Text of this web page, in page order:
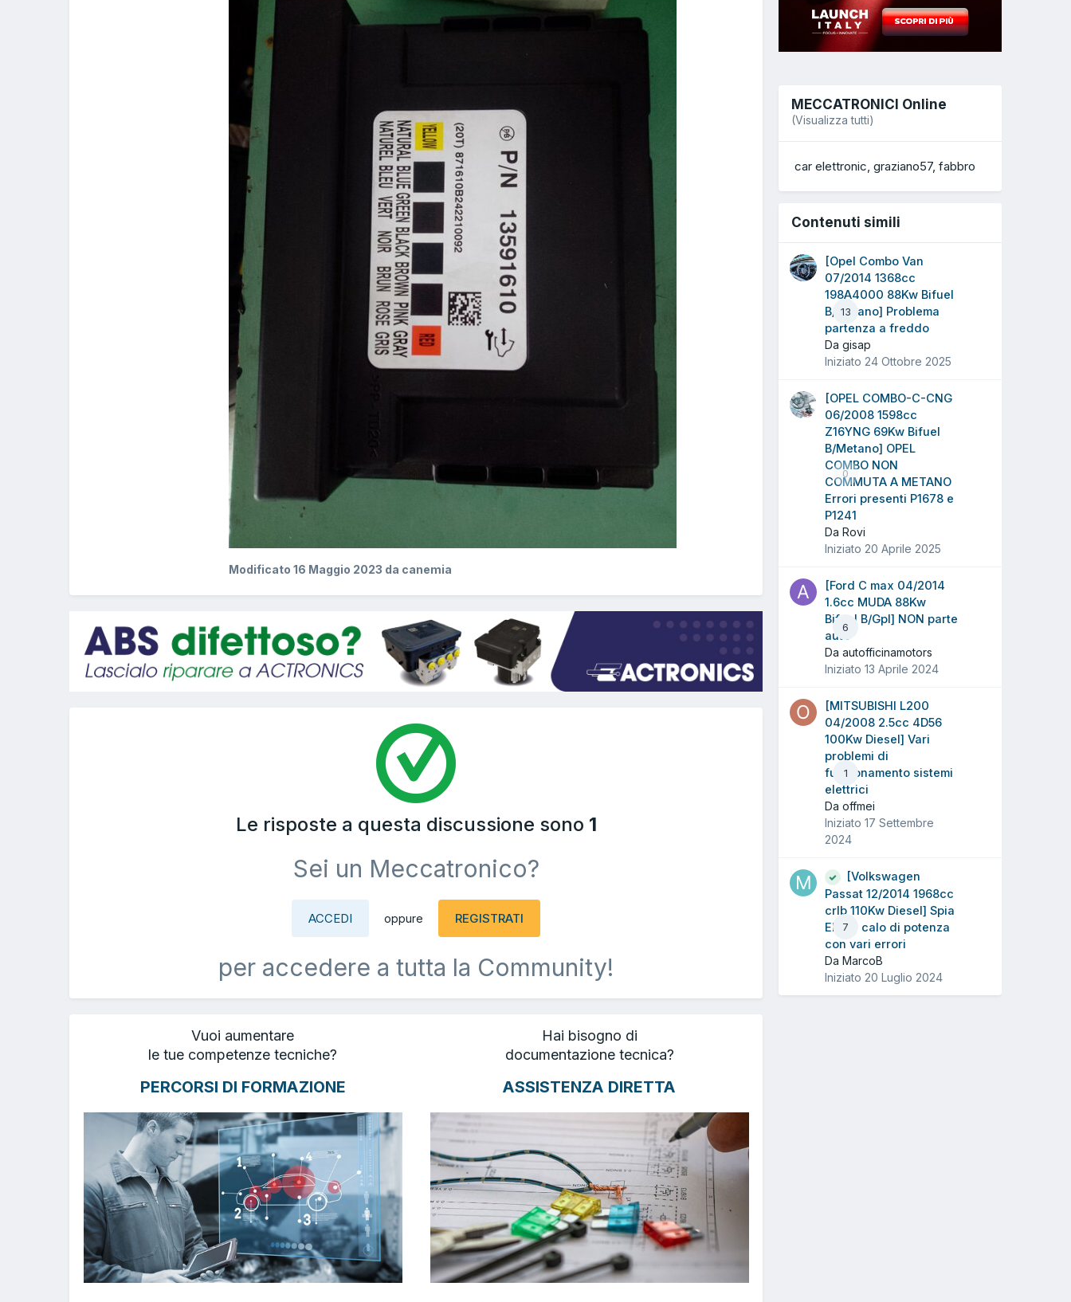
Modificato 16 Maggio 2023 da canemia
Le risposte a questa discussione sono 1
Sei un Meccatronico?
ACCEDI oppure REGISTRATI
per accedere a tutta la Community!
Vuoi aumentare
le tue competenze tecniche?
PERCORSI DI FORMAZIONE
Hai bisogno di
documentazione tecnica?
ASSISTENZA DIRETTA
MECCATRONICI Online
(Visualizza tutti)
car elettronic graziano57 fabbro
Contenuti simili
13
[Opel Combo Van
07/2014 1368cc
198A4000 88Kw Bifuel
B/Metano] Problema
partenza a freddo
Da gisap
Iniziato 24 Ottobre 2025
0
[OPEL COMBO-C-CNG
06/2008 1598cc
Z16YNG 69Kw Bifuel
B/Metano] OPEL
COMBO NON
COMMUTA A METANO
Errori presenti P1678 e
P1241
Da Rovi
Iniziato 20 Aprile 2025
6
[Ford C max 04/2014
1.6cc MUDA 88Kw
Bifuel B/Gpl] NON parte
auto
Da autofficinamotors
Iniziato 13 Aprile 2024
1
[MITSUBISHI L200
04/2008 2.5cc 4D56
100Kw Diesel] Vari
problemi di
funzionamento sistemi
elettrici
Da offmei
Iniziato 17 Settembre
2024
7
[Volkswagen
Passat 12/2014 1968cc
crlb 110Kw Diesel] Spia
EPC e calo di potenza
con vari errori
Da MarcoB
Iniziato 20 Luglio 2024